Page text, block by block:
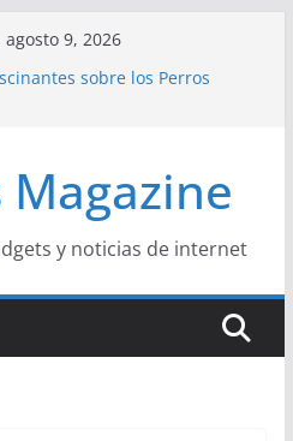
9, 2026
sobre los Perros
en la Moda Juvenil
Una Historia Fácil de
Magazine
y noticias de internet